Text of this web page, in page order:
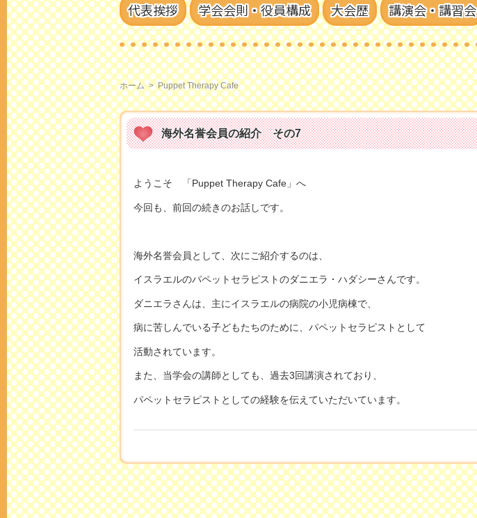
代表挨拶 学会会則・役員構成 大会歴 講演会・講習会
ホーム > Puppet Therapy Cafe
海外名誉会員の紹介 その7
ようこそ 「Puppet Therapy Cafe」へ
今回も、前回の続きのお話しです。
海外名誉会員として、次にご紹介するのは、
イスラエルのパペットセラピストのダニエラ・ハダシーさんです。
ダニエラさんは、主にイスラエルの病院の小児病棟で、
病に苦しんでいる子どもたちのために、パペットセラピストとして
活動されています。
また、当学会の講師としても、過去3回講演されており、
パペットセラピストとしての経験を伝えていただいています。